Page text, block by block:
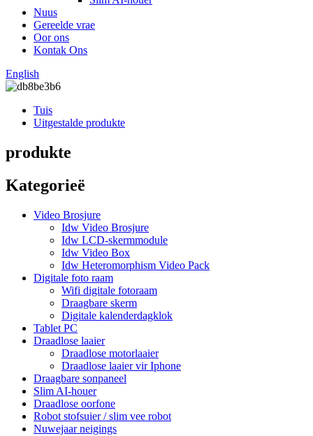
Nuus
Gereelde vrae
Oor ons
Kontak Ons
English
Tuis
Uitgestalde produkte
produkte
Kategorieë
Video Brosjure
Idw Video Brosjure
Idw LCD-skermmodule
Idw Video Box
Idw Heteromorphism Video Pack
Digitale foto raam
Wifi digitale fotoraam
Draagbare skerm
Digitale kalenderdagklok
Tablet PC
Draadlose laaier
Draadlose motorlaaier
Draadlose laaier vir Iphone
Draagbare sonpaneel
Slim AI-houer
Draadlose oorfone
Robot stofsuier / slim vee robot
Nuwejaar neigings